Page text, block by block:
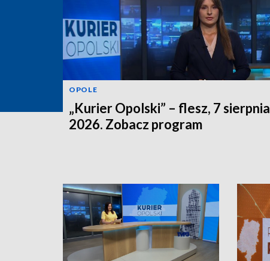
OPOLE
„Kurier Opolski” – flesz, 7 sierpnia
2026. Zobacz program